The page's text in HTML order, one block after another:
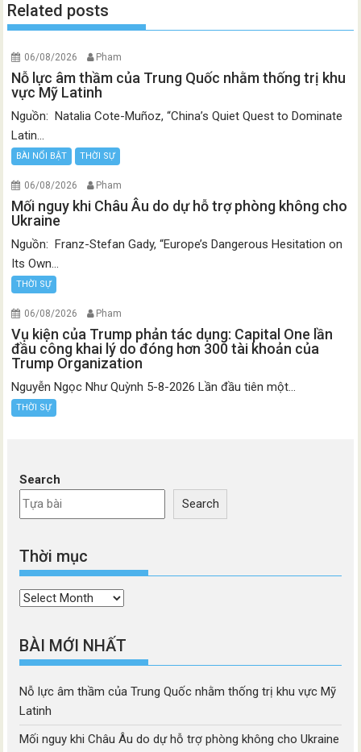
Related posts
06/08/2026 Pham
Nỗ lực âm thầm của Trung Quốc nhằm thống trị khu
vực Mỹ Latinh
Nguồn: Natalia Cote-Muñoz, “China’s Quiet Quest to Dominate
Latin...
BÀI NỔI BẬT THỜI SỰ
06/08/2026 Pham
Mối nguy khi Châu Âu do dự hỗ trợ phòng không cho
Ukraine
Nguồn: Franz-Stefan Gady, “Europe’s Dangerous Hesitation on
Its Own...
THỜI SỰ
06/08/2026 Pham
Vụ kiện của Trump phản tác dụng: Capital One lần
đầu công khai lý do đóng hơn 300 tài khoản của
Trump Organization
Nguyễn Ngọc Như Quỳnh 5-8-2026 Lần đầu tiên một...
THỜI SỰ
Search
Search
Thời mục
Thời
BÀI MỚI NHẤT
Nỗ lực âm thầm của Trung Quốc nhằm thống trị khu vực Mỹ
Latinh
Mối nguy khi Châu Âu do dự hỗ trợ phòng không cho Ukraine